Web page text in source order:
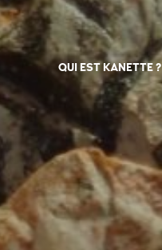
QUI EST KANETTE ?